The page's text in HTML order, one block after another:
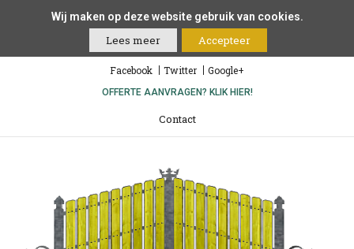
Wij maken op deze website gebruik van cookies.
Lees meer Accepteer
Facebook Twitter Google+
OFFERTE AANVRAGEN? KLIK HIER!
Contact